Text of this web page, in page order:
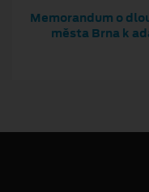
Memorandum o
města Brna k